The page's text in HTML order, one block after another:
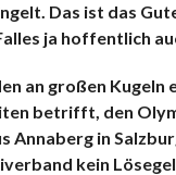
Das ist das
ja hoffentlich
an großen
betrifft, den
Annaberg in
kein